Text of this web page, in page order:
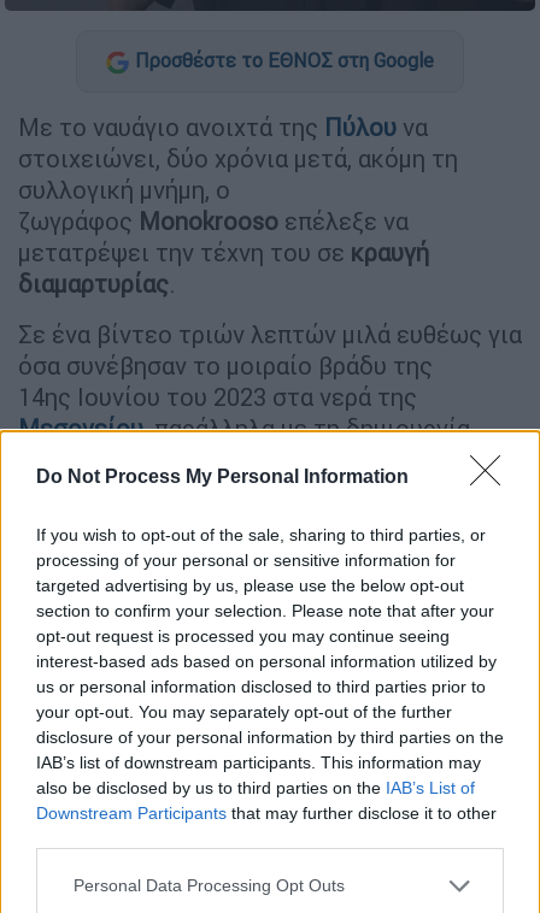
Do Not Process My Personal Information
If you wish to opt-out of the sale, sharing to third parties, or
processing of your personal or sensitive information for
targeted advertising by us, please use the below opt-out
section to confirm your selection. Please note that after your
opt-out request is processed you may continue seeing
interest-based ads based on personal information utilized by
us or personal information disclosed to third parties prior to
your opt-out. You may separately opt-out of the further
disclosure of your personal information by third parties on the
IAB’s list of downstream participants. This information may
also be disclosed by us to third parties on the IAB’s List of
Downstream Participants that may further disclose it to other
Please note that this website/app uses one or more Google
Personal Data Processing Opt Outs
Προσθέστε το ΕΘΝΟΣ στη Google
Με το ναυάγιο ανοιχτά της Πύλου να
στοιχειώνει, δύο χρόνια μετά, ακόμη τη
συλλογική μνήμη, ο
ζωγράφος Monokrooso επέλεξε να
μετατρέψει την τέχνη του σε κραυγή
διαμαρτυρίας.
Σε ένα βίντεο τριών λεπτών μιλά ευθέως για
όσα συνέβησαν το μοιραίο βράδυ της
14ης Ιουνίου του 2023 στα νερά της
Μεσογείου, παράλληλα με τη δημιουργία
προσπαθούν να ξεχάσουν:τους εκατοντάδες
ανθρώπους που πνίγηκαν και την αλήθεια
που βούλιαξε μαζί τους.
ΔΙΑΒΑΣΤΕ ΕΠΙΣΗΣ
Σαν Σήμερα 07.06.2025 00:00
Όταν η Κάσος εκλιπαρούσε για
βοήθεια, οι της Κυβέρνησης δήλωναν
πως οι ναυτικοί ήταν απλήρωτοι – Κι
έτσι ήρθε η καταστροφή
Σαν Σήμερα |08.06.2025 00:00
«Συγγνώμη κάναμε λάθος, χτυπήσαμε